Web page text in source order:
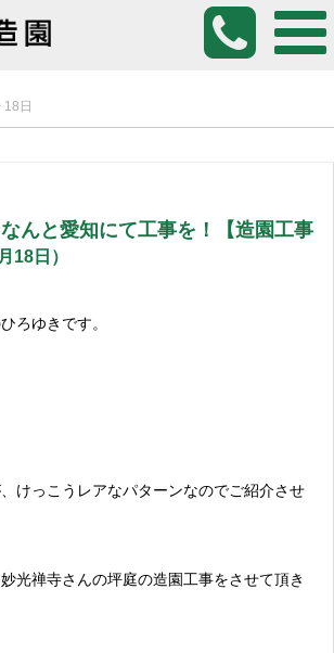
18日
なんと愛知にて工事を！【造園工事
18日）
ろゆきです。
けっこうレアなパターンなのでご紹介させ
光禅寺さんの坪庭の造園工事をさせて頂き